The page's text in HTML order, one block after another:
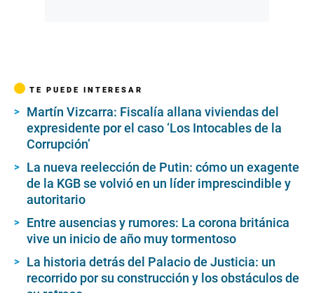
TE PUEDE INTERESAR
Martín Vizcarra: Fiscalía allana viviendas del
expresidente por el caso ‘Los Intocables de la
Corrupción’
La nueva reelección de Putin: cómo un exagente
de la KGB se volvió en un líder imprescindible y
autoritario
Entre ausencias y rumores: La corona británica
vive un inicio de año muy tormentoso
La historia detrás del Palacio de Justicia: un
recorrido por su construcción y los obstáculos de